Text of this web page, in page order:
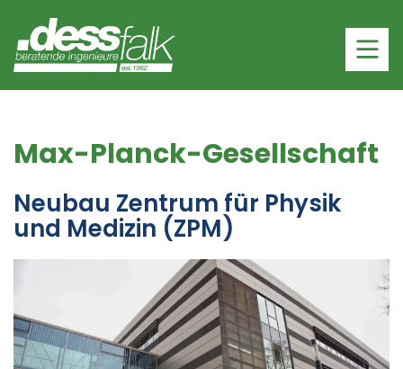
Max-Planck-Gesellschaft
Neubau Zentrum für Physik
und Medizin (ZPM)